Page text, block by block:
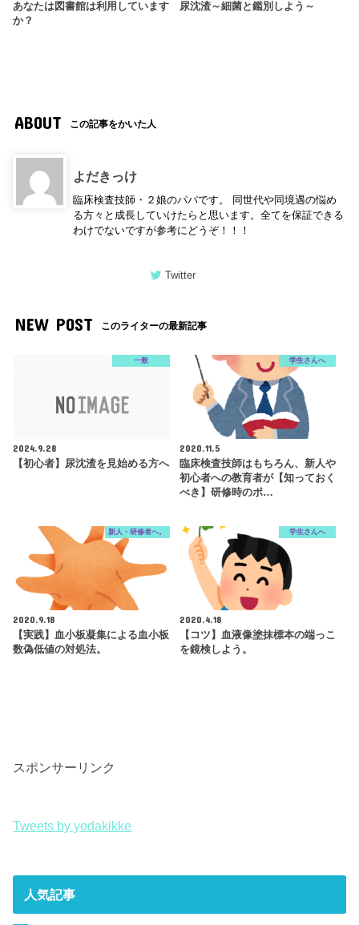
あなたは図書館は利用しています
か？
尿沈渣～細菌と鑑別しよう～
ABOUT この記事をかいた人
よだきっけ
臨床検査技師・２娘のパパです。 同世代や同境遇の悩め
る方々と成長していけたらと思います。全てを保証できる
わけでないですが参考にどうぞ！！！
Twitter
NEW POST このライターの最新記事
一般
2024.9.28
【初心者】尿沈渣を見始める方へ
学生さんへ
2020.11.5
臨床検査技師はもちろん、新人や
初心者への教育者が【知っておく
べき】研修時のポ…
新人・研修者へ。
2020.9.18
【実践】血小板凝集による血小板
数偽低値の対処法。
学生さんへ
2020.4.18
【コツ】血液像塗抹標本の端っこ
を鏡検しよう。
スポンサーリンク
Tweets by yodakikke
人気記事